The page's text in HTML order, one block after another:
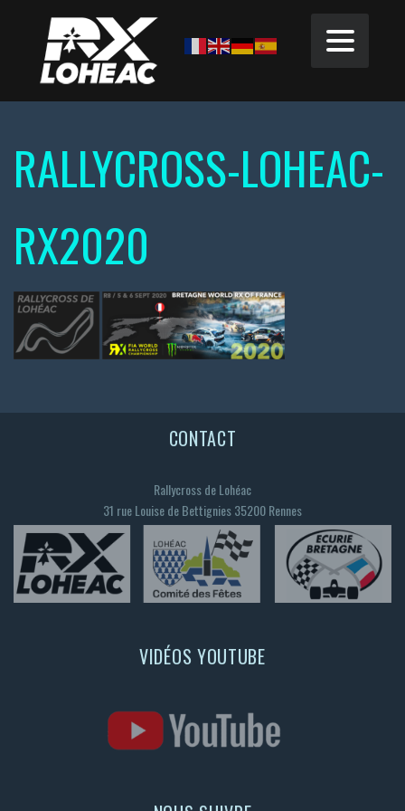
RALLYCROSS-LOHEAC-
RX2020
CONTACT
Rallycross de Lohéac
31 rue Louise de Bettignies 35200 Rennes
VIDÉOS YOUTUBE